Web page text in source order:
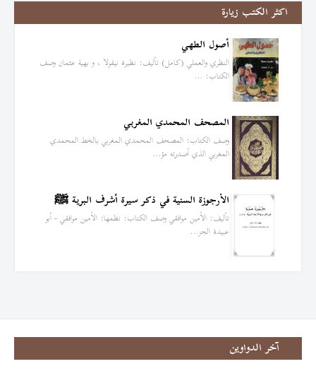
اكثر الكتب زيارة
أصول الطهي
النظري والعملي (كامل) تأليف: نظيرة نيقولا ، و بهية عثمان وصف
الكتاب: …
المصحف المحمدي المغربي
وصف الكتاب: المصحف المحمدي المغربي بالخط المحمدي
المغربي الذي أصدرته مؤ…
الأرجوزة السنية في ذكر سيرة أشرف البرية ﷺ
تأليف: الأمين موافقي وصف الكتاب: نظمها: الأمين موافقي - أبو
عبيدة الجز…
آخر الدواوين